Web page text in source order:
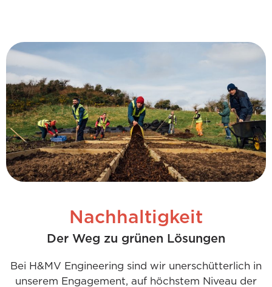
Nachhaltigkeit
Der Weg zu grünen Lösungen
Bei H&MV Engineering sind wir unerschütterlich in
unserem Engagement, auf höchstem Niveau der